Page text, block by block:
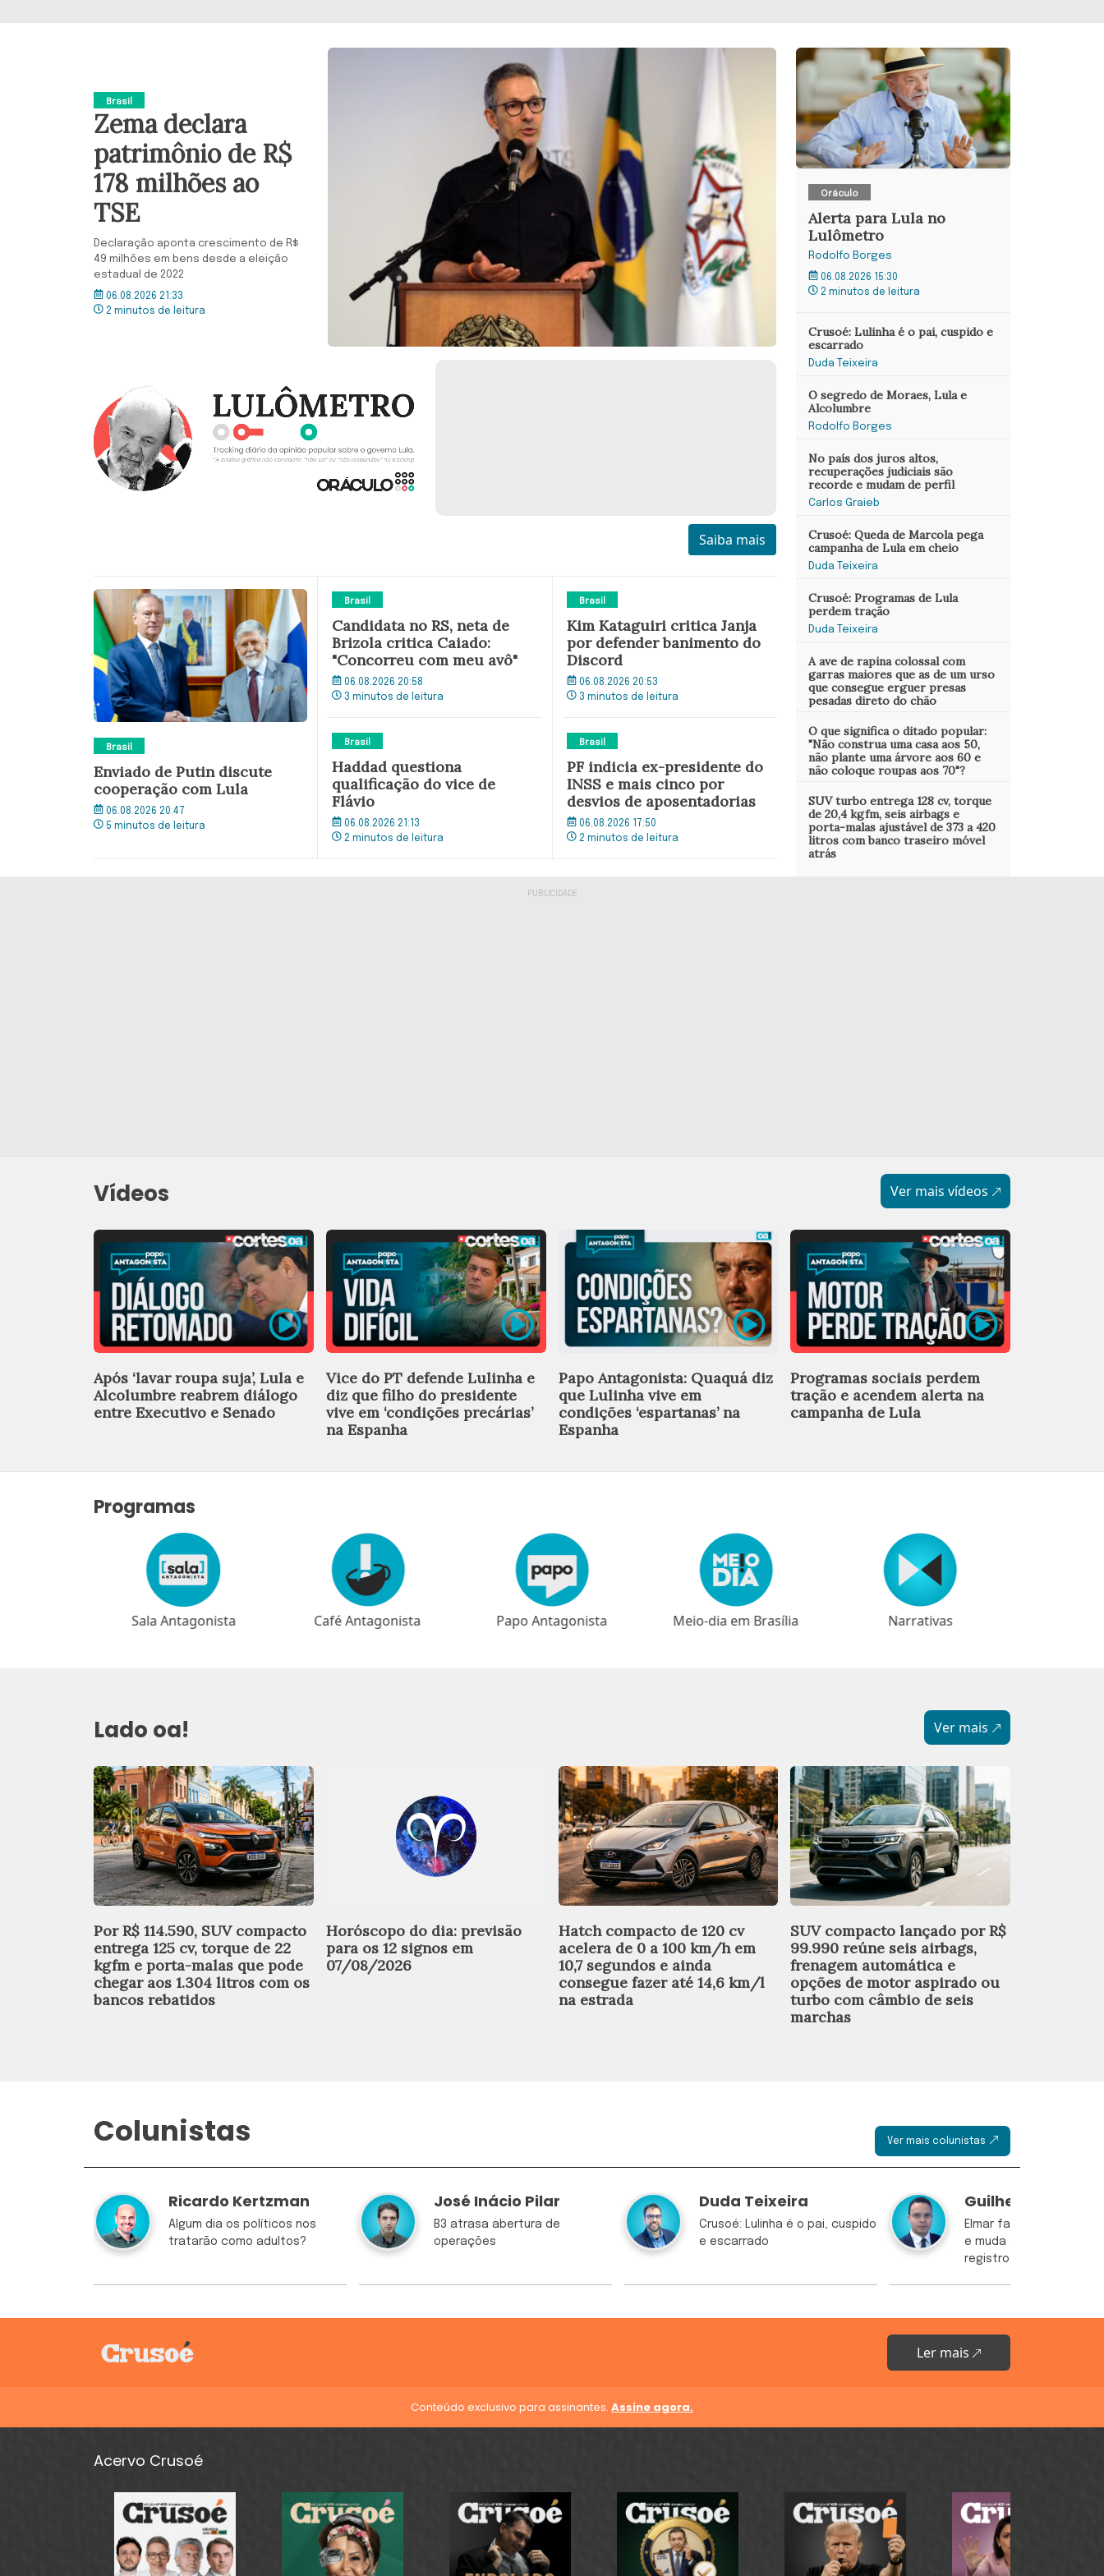
Brasil
Zema declara
patrimônio de R$
178 milhões ao
TSE
Declaração aponta crescimento de R$
49 milhões em bens desde a eleição
estadual de 2022
06.08.2026 21:33
2 minutos de leitura
Saiba mais
Brasil
Enviado de Putin discute
cooperação com Lula
06.08.2026 20:47
5 minutos de leitura
Brasil
Candidata no RS, neta de
Brizola critica Caiado:
"Concorreu com meu avô"
06.08.2026 20:58
3 minutos de leitura
Brasil
Haddad questiona
qualificação do vice de
Flávio
06.08.2026 21:13
2 minutos de leitura
Brasil
Kim Kataguiri critica Janja
por defender banimento do
Discord
06.08.2026 20:53
3 minutos de leitura
Brasil
PF indicia ex-presidente do
INSS e mais cinco por
desvios de aposentadorias
06.08.2026 17:50
2 minutos de leitura
Oráculo
Alerta para Lula no
Lulômetro
Rodolfo Borges
06.08.2026 15:30
2 minutos de leitura
Crusoé: Lulinha é o pai, cuspido e
escarrado
Duda Teixeira
O segredo de Moraes, Lula e
Alcolumbre
Rodolfo Borges
No país dos juros altos,
recuperações judiciais são
recorde e mudam de perfil
Carlos Graieb
Crusoé: Queda de Marcola pega
campanha de Lula em cheio
Duda Teixeira
Crusoé: Programas de Lula
perdem tração
Duda Teixeira
A ave de rapina colossal com
garras maiores que as de um urso
que consegue erguer presas
pesadas direto do chão
O que significa o ditado popular:
"Não construa uma casa aos 50,
não plante uma árvore aos 60 e
não coloque roupas aos 70"?
SUV turbo entrega 128 cv, torque
de 20,4 kgfm, seis airbags e
porta-malas ajustável de 373 a 420
litros com banco traseiro móvel
atrás
Vídeos Ver mais vídeos
Após ‘lavar roupa suja’, Lula e
Alcolumbre reabrem diálogo
entre Executivo e Senado
Vice do PT defende Lulinha e
diz que filho do presidente
vive em ‘condições precárias’
na Espanha
Papo Antagonista: Quaquá diz
que Lulinha vive em
condições ‘espartanas’ na
Espanha
Programas sociais perdem
tração e acendem alerta na
campanha de Lula
Programas
Sala Antagonista Café Antagonista Papo Antagonista Meio-dia em Brasília ⁠⁠Narrativas
Lado oa! Ver mais
Por R$ 114.590, SUV compacto
entrega 125 cv, torque de 22
kgfm e porta-malas que pode
chegar aos 1.304 litros com os
bancos rebatidos
Horóscopo do dia: previsão
para os 12 signos em
07/08/2026
Hatch compacto de 120 cv
acelera de 0 a 100 km/h em
10,7 segundos e ainda
consegue fazer até 14,6 km/l
na estrada
SUV compacto lançado por R$
99.990 reúne seis airbags,
frenagem automática e
opções de motor aspirado ou
turbo com câmbio de seis
marchas
Colunistas Ver mais colunistas
Ricardo Kertzman
Algum dia os políticos nos
tratarão como adultos?
José Inácio Pilar
B3 atrasa abertura de
operações
Duda Teixeira
Crusoé: Lulinha é o pai, cuspido
e escarrado
Guilherme Resck
Elmar fala em
e muda cor para
registro de candidatura
Ler mais
Conteúdo exclusivo para assinantes. Assine agora.
Acervo Crusoé